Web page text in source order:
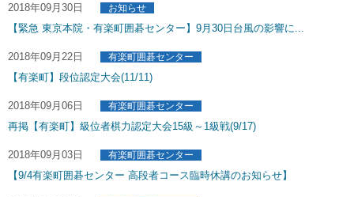
2018年09月30日 お知らせ
【緊急 東京本院・有楽町囲碁センター】9月30日台風の影響に...
2018年09月22日 有楽町囲碁センター
【有楽町】段位認定大会(11/11)
2018年09月06日 有楽町囲碁センター
再掲【有楽町】級位者棋力認定大会15級～1級戦(9/17)
2018年09月03日 有楽町囲碁センター
【9/4有楽町囲碁センター 高段者コース臨時休講のお知らせ】